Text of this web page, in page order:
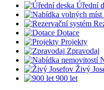
Úřední
Dotace
Projekty
Zpravodaj
Živý
900 let